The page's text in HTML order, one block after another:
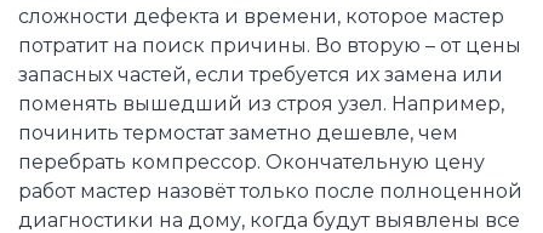
сложности дефекта и времени, которое мастер
потратит на поиск причины. Во вторую – от цены
запасных частей, если требуется их замена или
поменять вышедший из строя узел. Например,
починить термостат заметно дешевле, чем
перебрать компрессор. Окончательную цену
работ мастер назовёт только после полноценной
диагностики на дому, когда будут выявлены все